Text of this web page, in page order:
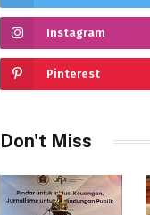
Instagram
Pinterest
Don't Miss